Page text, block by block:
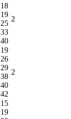
18
19
25
33
40
2
19
26
29
38
40
42
2
15
19